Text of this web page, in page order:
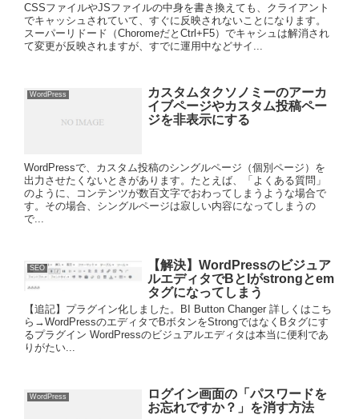
CSSファイルやJSファイルの中身を書き換えても、クライアント
でキャッシュされていて、すぐに反映されないことになります。
スーパーリドード（ChoromeだとCtrl+F5）でキャシュは解消され
て変更が反映されますが、すでに運用中などサイ...
WordPress
カスタムタクソノミーのアーカ
イブページやカスタム投稿ペー
ジを非表示にする
WordPressで、カスタム投稿のシングルページ（個別ページ）を
出力させたくないときがあります。たとえば、「よくある質問」
のように、コンテンツが数百文字でおわってしまうような場合で
す。その場合、シングルページは寂しい内容になってしまうの
で...
SEO
【解決】WordPressのビジュア
ルエディタでBとIがstrongとem
タグになってしまう
【追記】プラグイン化しました。BI Button Changer 詳しくはこち
ら→WordPressのエディタでBボタンをStrongではなくBタグにす
るプラグイン WordPressのビジュアルエディタは本当に便利であ
りがたい...
WordPress
ログイン画面の「パスワードを
お忘れですか？」を消す方法